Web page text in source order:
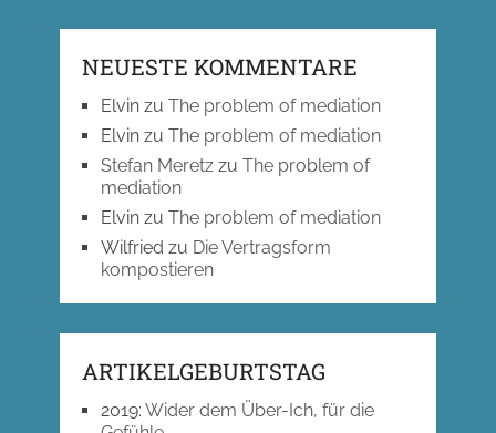
NEUESTE KOMMENTARE
Elvinzu The problem of mediation
Elvinzu The problem of mediation
Stefan Meretzzu The problem of
mediation
Elvinzu The problem of mediation
Wilfried zu Die Vertragsform
kompostieren
ARTIKELGEBURTSTAG
2019: Wider dem Über-Ich, für die